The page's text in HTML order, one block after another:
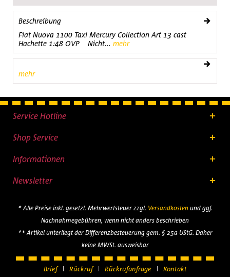
Beschreibung
Fiat Nuova 1100 Taxi Mercury Collection Art 13 cast
Hachette 1:48 OVP Nicht... mehr
mehr
Service Hotline
Shop Service
Informationen
Newsletter
* Alle Preise inkl. gesetzl. Mehrwertsteuer zzgl. Versandkostenund ggf.
Nachnahmegebühren, wenn nicht anders beschrieben
** Artikel unterliegt der Differenzbesteuerung gem. § 25a UStG. Daher
keine MWSt. ausweisbar
Brief Rückruf Rückrufanfrage Kontakt